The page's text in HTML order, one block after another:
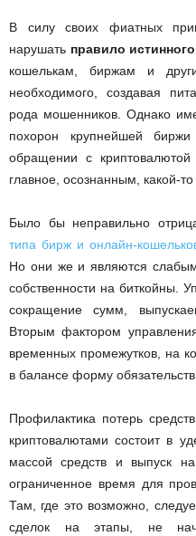
В силу своих фиатных
нарушать правило
кошелькам, биржам и
необходимого, создавая
рода мошенников. Однако
похорон крупнейшей
обращении с
главное, осознанным, какой-
Было бы неправильно
типа бирж и онлайн-
Но они же и являются
собственности на биткойны.
сокращение сумм,
Вторым фактором
временных промежутков, на
в балансе форму
Профилактика потерь
криптовалютами состоит в
массой средств и выпуск
ограниченное время для
Там, где это возможно,
сделок на этапы, не